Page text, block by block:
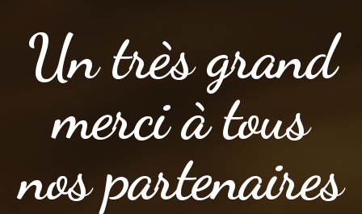
Un très grand
merci à tous
nos partenaires